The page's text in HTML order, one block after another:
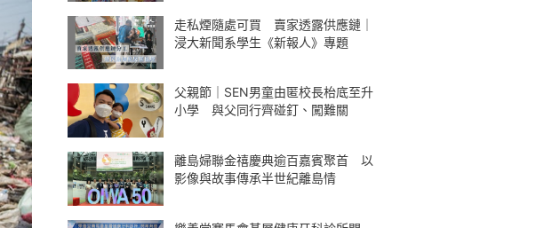
走私煙隨處可買 賣家透露供應鏈｜
浸大新聞系學生《新報人》專題
父親節｜SEN男童由匿校長枱底至升
小學 與父同行齊碰釘、闖難關
離島婦聯金禧慶典逾百嘉賓聚首 以
影像與故事傳承半世紀離島情